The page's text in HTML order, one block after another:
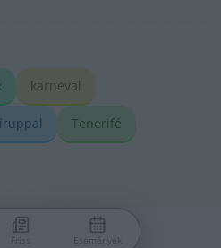
karnevál
Tenerifé
Friss Események